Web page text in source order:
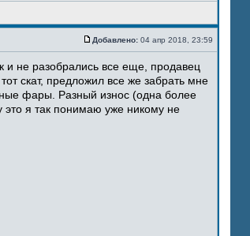
Добавлено: 04 апр 2018, 23:59
и не разобрались все еще, продавец
скат, предложил все же забрать мне
фары. Разный износ (одна более
это я так понимаю уже никому не